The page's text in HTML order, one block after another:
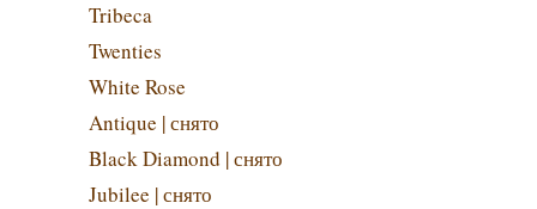
Tribeca
Twenties
White Rose
Antique | снято
Black Diamond | снято
Jubilee | снято